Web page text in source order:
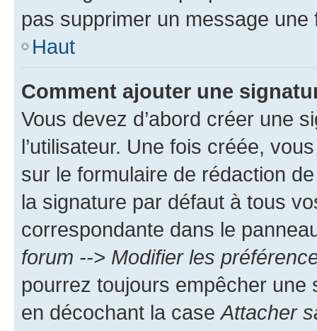
pas supprimer un message une
Haut
Comment ajouter une
Vous devez d’abord créer une
l’utilisateur. Une fois créée,
sur le formulaire de rédaction
la signature par défaut à tous
correspondante dans le
forum --> Modifier les
pourrez toujours empêcher une
en décochant la caseAttacher